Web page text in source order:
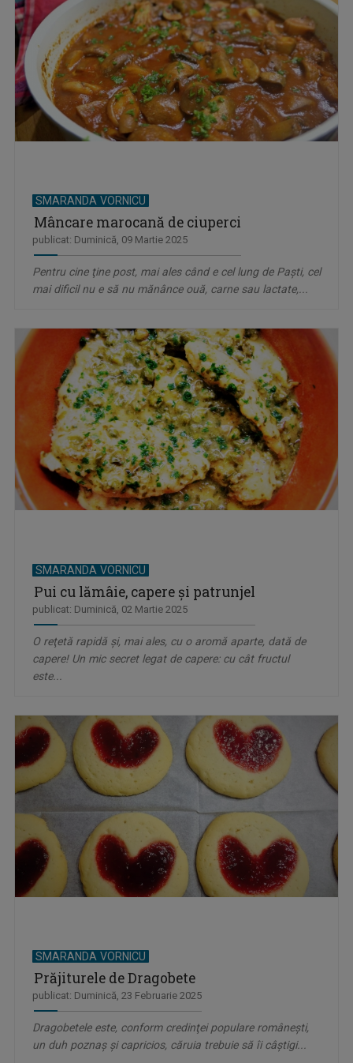
SMARANDA VORNICU
Mâncare marocană de ciuperci
publicat: Duminică, 09 Martie 2025
Pentru cine ţine post, mai ales când e cel lung de Paşti, cel
mai dificil nu e să nu mănânce ouă, carne sau lactate,...
SMARANDA VORNICU
Pui cu lămâie, capere şi patrunjel
publicat: Duminică, 02 Martie 2025
O reţetă rapidă şi, mai ales, cu o aromă aparte, dată de
capere! Un mic secret legat de capere: cu cât fructul
este...
SMARANDA VORNICU
Prăjiturele de Dragobete
publicat: Duminică, 23 Februarie 2025
Dragobetele este, conform credinţei populare româneşti,
un duh poznaş şi capricios, căruia trebuie să îi câştigi...